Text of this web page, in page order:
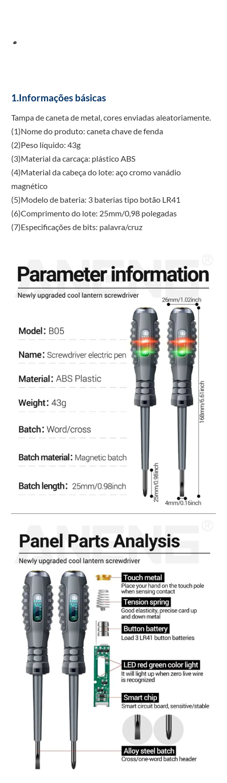
1.Informações básicas
Tampa de caneta de metal, cores enviadas aleatoriamente.
(1)Nome do produto: caneta chave de fenda
(2)Peso líquido: 43g
(3)Material da carcaça: plástico ABS
(4)Material da cabeça do lote: aço cromo vanádio
magnético
(5)Modelo de bateria: 3 baterias tipo botão LR41
(6)Comprimento do lote: 25mm/0,98 polegadas
(7)Especificações de bits: palavra/cruz